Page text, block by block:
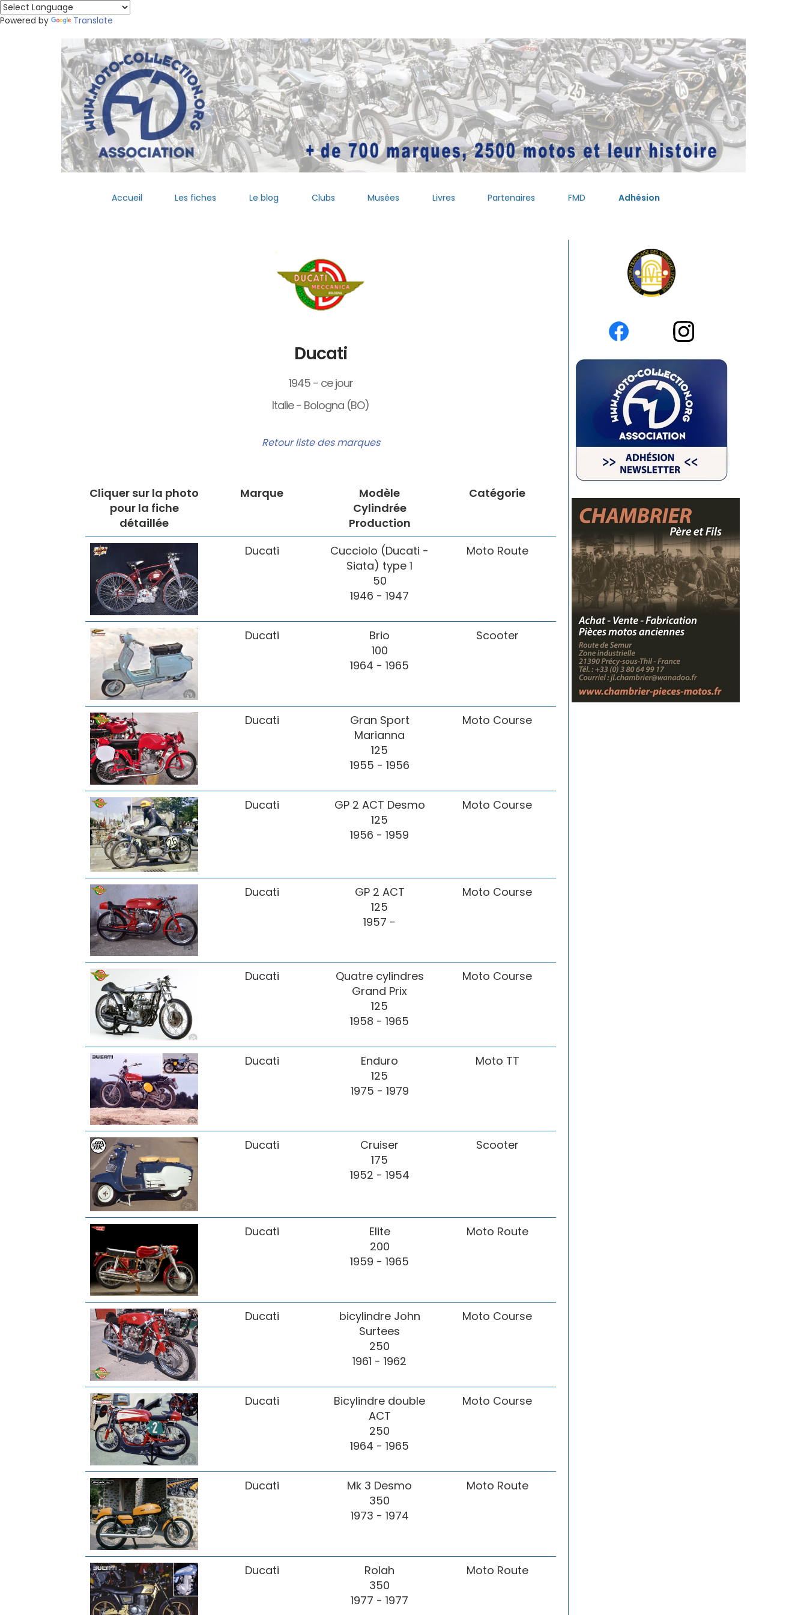
Powered by Translate
Accueil Les fiches Le blog Clubs Musées Livres Partenaires FMD Adhésion
Ducati
1945 - ce jour
Italie - Bologna (BO)
Retour liste des marques
Cliquer sur la photo
pour la fiche
détaillée
Marque
Modèle
Cylindrée
Production
Catégorie
Ducati
Cucciolo (Ducati -
Siata) type 1
50
1946 - 1947
Moto Route
Ducati
Brio
100
1964 - 1965
Scooter
Ducati
Gran Sport
Marianna
125
1955 - 1956
Moto Course
Ducati
GP 2 ACT Desmo
125
1956 - 1959
Moto Course
Ducati
GP 2 ACT
125
1957 -
Moto Course
Ducati
Quatre cylindres
Grand Prix
125
1958 - 1965
Moto Course
Ducati
Enduro
125
1975 - 1979
Moto TT
Ducati
Cruiser
175
1952 - 1954
Scooter
Ducati
Elite
200
1959 - 1965
Moto Route
Ducati
bicylindre John
Surtees
250
1961 - 1962
Moto Course
Ducati
Bicylindre double
ACT
250
1964 - 1965
Moto Course
Ducati
Mk 3 Desmo
350
1973 - 1974
Moto Route
Ducati
Rolah
350
1977 - 1977
Moto Route